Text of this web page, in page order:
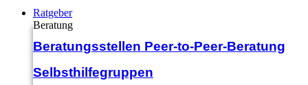
Ratgeber
Beratung
Beratungsstellen Peer-to-Peer-Beratung
Selbsthilfegruppen